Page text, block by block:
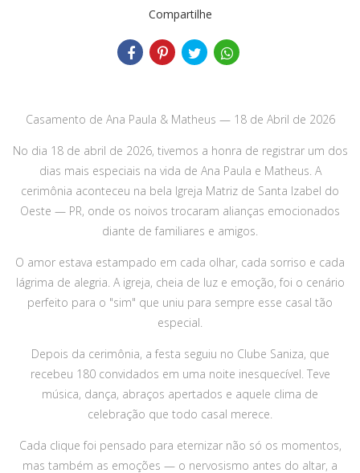
Compartilhe
Casamento de Ana Paula & Matheus — 18 de Abril de 2026
No dia 18 de abril de 2026, tivemos a honra de registrar um dos
dias mais especiais na vida de Ana Paula e Matheus. A
cerimônia aconteceu na bela Igreja Matriz de Santa Izabel do
Oeste — PR, onde os noivos trocaram alianças emocionados
diante de familiares e amigos.
O amor estava estampado em cada olhar, cada sorriso e cada
lágrima de alegria. A igreja, cheia de luz e emoção, foi o cenário
perfeito para o "sim" que uniu para sempre esse casal tão
especial.
Depois da cerimônia, a festa seguiu no Clube Saniza, que
recebeu 180 convidados em uma noite inesquecível. Teve
música, dança, abraços apertados e aquele clima de
celebração que todo casal merece.
Cada clique foi pensado para eternizar não só os momentos,
mas também as emoções — o nervosismo antes do altar, a